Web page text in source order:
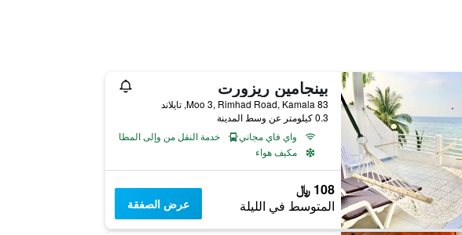
بينجامين ريزورت
83 Moo 3, Rimhad Road, Kamala, تايلاند
0.3 كيلومتر عن وسط المدينة
واي فاي مجاني
خدمة النقل من وإلى المطار
مكيف هواء
108 ﷼
المتوسط في الليلة عرض الصفقة